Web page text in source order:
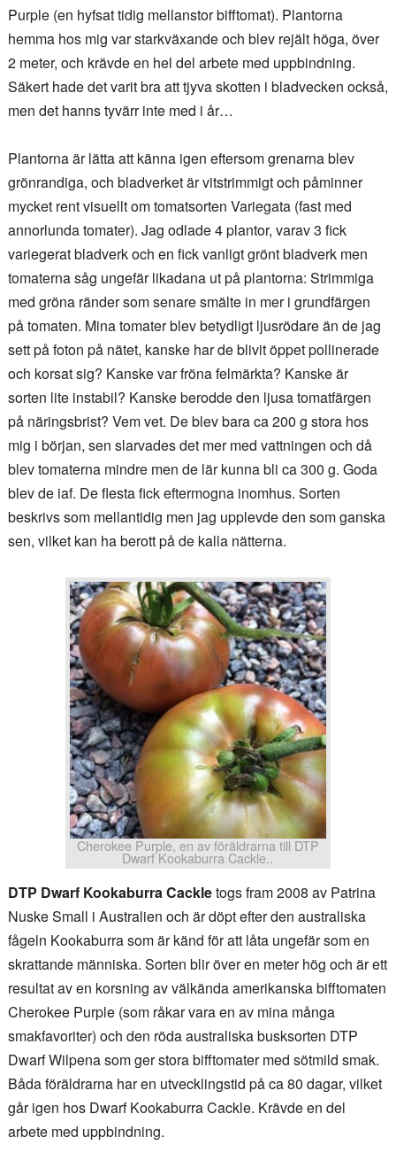
Purple (en hyfsat tidig mellanstor bifftomat). Plantorna
hemma hos mig var starkväxande och blev rejält höga, över
2 meter, och krävde en hel del arbete med uppbindning.
Säkert hade det varit bra att tjyva skotten i bladvecken också,
men det hanns tyvärr inte med i år…
Plantorna är lätta att känna igen eftersom grenarna blev
grönrandiga, och bladverket är vitstrimmigt och påminner
mycket rent visuellt om tomatsorten Variegata (fast med
annorlunda tomater). Jag odlade 4 plantor, varav 3 fick
variegerat bladverk och en fick vanligt grönt bladverk men
tomaterna såg ungefär likadana ut på plantorna: Strimmiga
med gröna ränder som senare smälte in mer i grundfärgen
på tomaten. Mina tomater blev betydligt ljusrödare än de jag
sett på foton på nätet, kanske har de blivit öppet pollinerade
och korsat sig? Kanske var fröna felmärkta? Kanske är
sorten lite instabil? Kanske berodde den ljusa tomatfärgen
på näringsbrist? Vem vet. De blev bara ca 200 g stora hos
mig i början, sen slarvades det mer med vattningen och då
blev tomaterna mindre men de lär kunna bli ca 300 g. Goda
blev de iaf. De flesta fick eftermogna inomhus. Sorten
beskrivs som mellantidig men jag upplevde den som ganska
sen, vilket kan ha berott på de kalla nätterna.
Cherokee Purple, en av föräldrarna till DTP
Dwarf Kookaburra Cackle..
DTP Dwarf Kookaburra Cackletogs fram 2008 av Patrina
Nuske Small i Australien och är döpt efter den australiska
fågeln Kookaburra som är känd för att låta ungefär som en
skrattande människa. Sorten blir över en meter hög och är ett
resultat av en korsning av välkända amerikanska bifftomaten
Cherokee Purple (som råkar vara en av mina många
smakfavoriter) och den röda australiska busksorten DTP
Dwarf Wilpena som ger stora bifftomater med sötmild smak.
Båda föräldrarna har en utvecklingstid på ca 80 dagar, vilket
går igen hos Dwarf Kookaburra Cackle. Krävde en del
arbete med uppbindning.